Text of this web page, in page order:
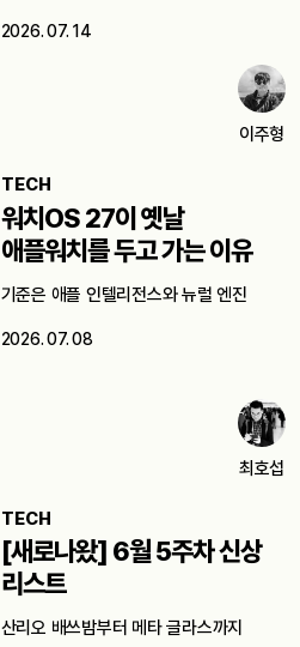
2026. 07. 14
이주형
TECH
워치OS 27이 옛날
애플워치를 두고 가는 이유
기준은 애플 인텔리전스와 뉴럴 엔진
2026. 07. 08
최호섭
TECH
[새로나왔] 6월 5주차 신상
리스트
산리오 배쓰밤부터 메타 글라스까지